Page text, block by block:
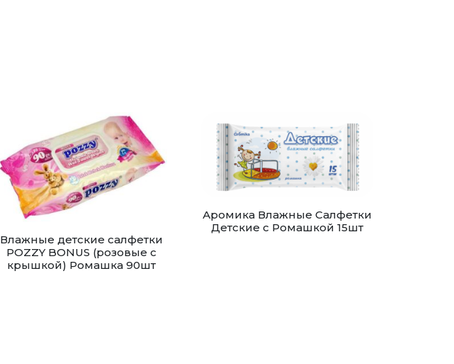
Влажные детские салфетки
POZZY BONUS (розовые с
крышкой) Ромашка 90шт
Аромика Влажные Салфетки
Детские с Ромашкой 15шт